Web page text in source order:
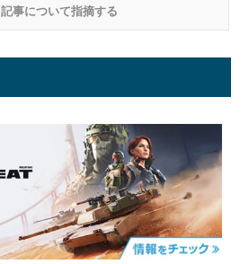
記事について指摘する